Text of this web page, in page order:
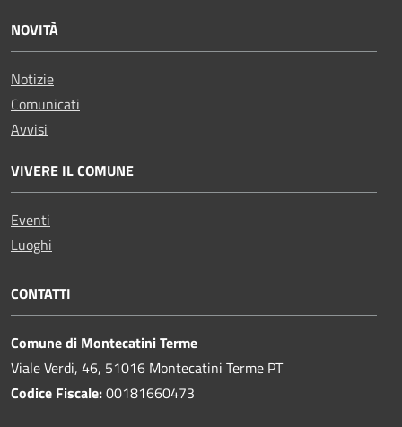
NOVITÀ
Notizie
Comunicati
Avvisi
VIVERE IL COMUNE
Eventi
Luoghi
CONTATTI
Comune di Montecatini Terme
Viale Verdi, 46, 51016 Montecatini Terme PT
Codice Fiscale:00181660473